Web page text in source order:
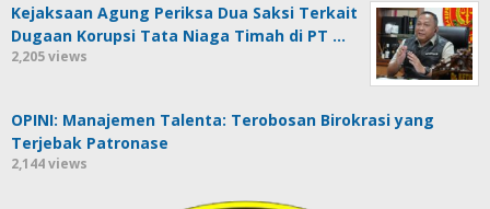
Kejaksaan Agung Periksa Dua Saksi Terkait
Dugaan Korupsi Tata Niaga Timah di PT …
2,205 views
OPINI: Manajemen Talenta: Terobosan Birokrasi yang
Terjebak Patronase
2,144 views